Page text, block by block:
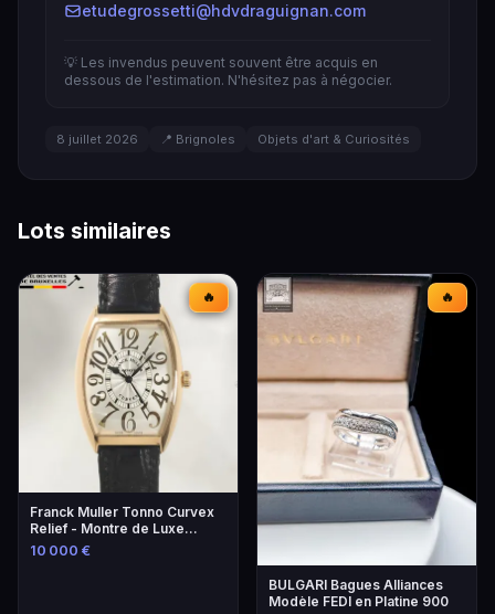
etudegrossetti@hdvdraguignan.com
💡 Les invendus peuvent souvent être acquis en
dessous de l'estimation. N'hésitez pas à négocier.
8 juillet 2026 📍 Brignoles Objets d'art & Curiosités
Lots similaires
🔥
Franck Muller Tonno Curvex
Relief - Montre de Luxe
Unique
10 000 €
🔥
BULGARI Bagues Alliances
Modèle FEDI en Platine 900